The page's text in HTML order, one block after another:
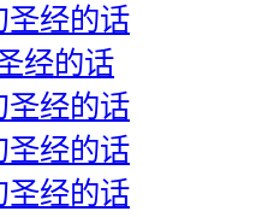
圣经的话
经的话
圣经的话
圣经的话
圣经的话